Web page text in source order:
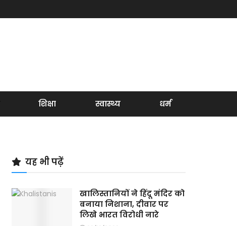
शिक्षा स्वास्थ्य धर्म
यह भी पढ़ें
खालिस्तानियों ने हिंदू मंदिर को
बनाया निशाना, दीवार पर
लिखे भारत विरोधी नारे